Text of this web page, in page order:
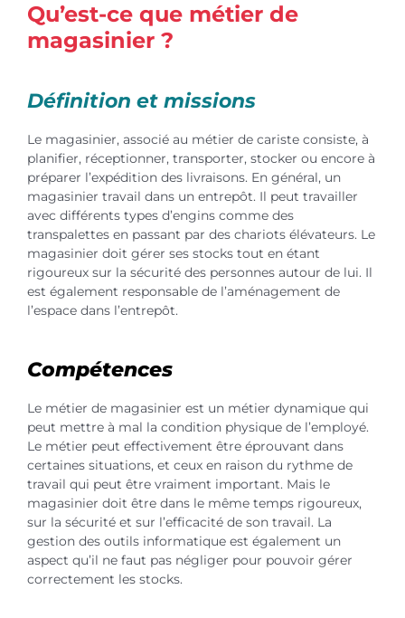
Qu’est-ce que métier de
magasinier ?
Définition et missions
Le magasinier, associé au métier de cariste consiste, à
planifier, réceptionner, transporter, stocker ou encore à
préparer l’expédition des livraisons. En général, un
magasinier travail dans un entrepôt. Il peut travailler
avec différents types d’engins comme des
transpalettes en passant par des chariots élévateurs. Le
magasinier doit gérer ses stocks tout en étant
rigoureux sur la sécurité des personnes autour de lui. Il
est également responsable de l’aménagement de
l’espace dans l’entrepôt.
Compétences
Le métier de magasinier est un métier dynamique qui
peut mettre à mal la condition physique de l’employé.
Le métier peut effectivement être éprouvant dans
certaines situations, et ceux en raison du rythme de
travail qui peut être vraiment important. Mais le
magasinier doit être dans le même temps rigoureux,
sur la sécurité et sur l’efficacité de son travail. La
gestion des outils informatique est également un
aspect qu’il ne faut pas négliger pour pouvoir gérer
correctement les stocks.